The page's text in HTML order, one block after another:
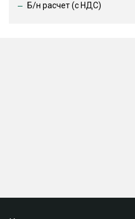
Б/н расчет (c НДС)